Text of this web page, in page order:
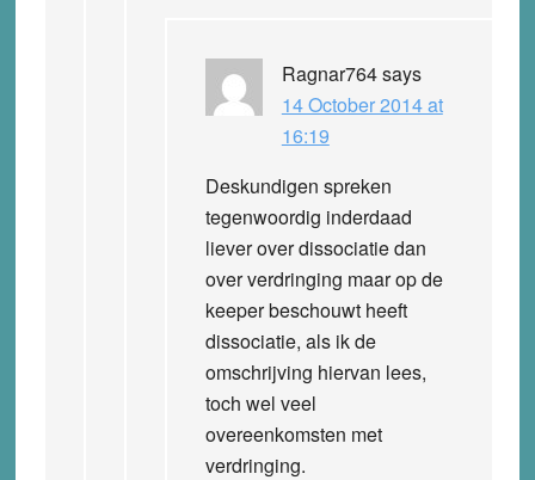
Ragnar764says
14 October 2014 at
16:19
Deskundigen spreken
tegenwoordig inderdaad
liever over dissociatie dan
over verdringing maar op de
keeper beschouwt heeft
dissociatie, als ik de
omschrijving hiervan lees,
toch wel veel
overeenkomsten met
verdringing.